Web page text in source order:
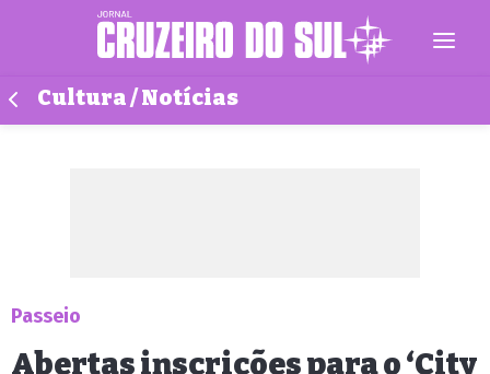
Cultura / Notícias
Passeio
Abertas inscrições para o ‘City